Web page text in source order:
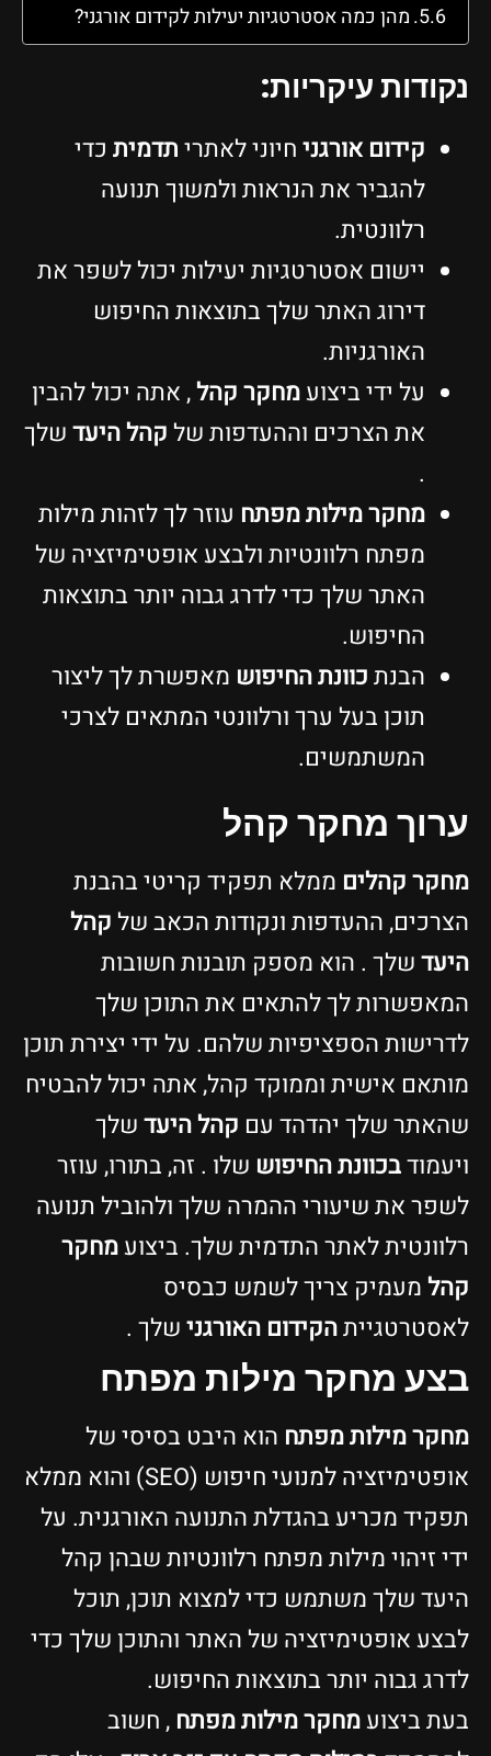
מהן כמה אסטרטגיות יעילות לקידום אורגני?
נקודות עיקריות:
קידום אורגניחיוני לאתריתדמית כדי
להגביר את הנראות ולמשוך תנועה
רלוונטית.
יישום אסטרטגיות יעילות יכול לשפר את
דירוג האתר שלך בתוצאות החיפוש
האורגניות.
על ידי ביצועמחקר קהל, אתה יכול להבין
את הצרכים וההעדפות שלקהל היעדשלך
.
מחקר מילות מפתח עוזר לך לזהות מילות
מפתח רלוונטיות ולבצע אופטימיזציה של
האתר שלך כדי לדרג גבוה יותר בתוצאות
החיפוש.
הבנתכוונת החיפוש מאפשרת לך ליצור
תוכן בעל ערך ורלוונטי המתאים לצרכי
המשתמשים.
ערוך מחקר קהל
מחקר קהלים ממלא תפקיד קריטי בהבנת
הצרכים, ההעדפות ונקודות הכאב שלקהל
היעדשלך . הוא מספק תובנות חשובות
המאפשרות לך להתאים את התוכן שלך
לדרישות הספציפיות שלהם. על ידי יצירת תוכן
מותאם אישית וממוקד קהל, אתה יכול להבטיח
שהאתר שלך יהדהד עם קהל היעדשלך
ויעמודבכוונת החיפוש שלו . זה, בתורו, עוזר
לשפר את שיעורי ההמרה שלך ולהוביל תנועה
רלוונטית לאתר התדמית שלך. ביצועמחקר
קהלמעמיק צריך לשמש כבסיס
לאסטרטגייתהקידום האורגנישלך .
בצע מחקר מילות מפתח
מחקר מילות מפתח הוא היבט בסיסי של
אופטימיזציה למנועי חיפוש (SEO) והוא ממלא
תפקיד מכריע בהגדלת התנועה האורגנית. על
ידי זיהוי מילות מפתח רלוונטיות שבהן קהל
היעד שלך משתמש כדי למצוא תוכן, תוכל
לבצע אופטימיזציה של האתר והתוכן שלך כדי
לדרג גבוה יותר בתוצאות החיפוש.
בעת ביצועמחקר מילות מפתח , חשוב